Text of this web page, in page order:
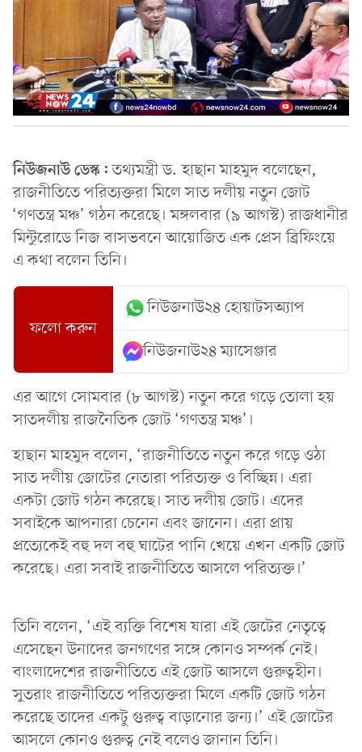
নিউজনাউ ডেস্ক:তথ্যমন্ত্রী ড. হাছান মাহমুদ বলেছেন,
রাজনীতিতে পরিত্যক্তরা মিলে সাত দলীয় নতুন জোট
‘গণতন্ত্র মঞ্চ’ গঠন করেছে। মঙ্গলবার (৯ আগস্ট) রাজধানীর
মিন্টুরোডে নিজ বাসভবনে আয়োজিত এক প্রেস ব্রিফিংয়ে
এ কথা বলেন তিনি।
ফলো করুন
নিউজনাউ২৪ হোয়াটসঅ্যাপ
নিউজনাউ২৪ ম্যাসেঞ্জার
এর আগে সোমবার (৮ আগস্ট) নতুন করে গড়ে তোলা হয়
সাতদলীয় রাজনৈতিক জোট ‘গণতন্ত্র মঞ্চ’।
হাছান মাহমুদ বলেন, ‘রাজনীতিতে নতুন করে গড়ে ওঠা
সাত দলীয় জোটের নেতারা পরিত্যক্ত ও বিচ্ছিন্ন। এরা
একটা জোট গঠন করেছে। সাত দলীয় জোট। এদের
সবাইকে আপনারা চেনেন এবং জানেন। এরা প্রায়
প্রত্যেকেই বহু দল বহু ঘাটের পানি খেয়ে এখন একটি জোট
করেছে। এরা সবাই রাজনীতিতে আসলে পরিত্যক্ত।’
তিনি বলেন, ‘এই ব্যক্তি বিশেষ যারা এই জেটের নেতৃত্বে
এসেছেন উনাদের জনগণের সঙ্গে কোনও সম্পর্ক নেই।
বাংলাদেশের রাজনীতিতে এই জোট আসলে গুরুত্বহীন।
সুতরাং রাজনীতিতে পরিত্যক্তরা মিলে একটি জোট গঠন
করেছে তাদের একটু গুরুত্ব বাড়ানোর জন্য।’ এই জোটের
আসলে কোনও গুরুত্ব নেই বলেও জানান তিনি।